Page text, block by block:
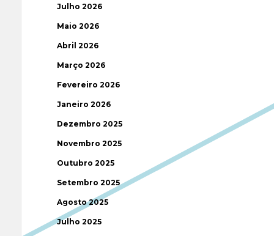
Julho 2026
Maio 2026
Abril 2026
Março 2026
Fevereiro 2026
Janeiro 2026
Dezembro 2025
Novembro 2025
Outubro 2025
Setembro 2025
Agosto 2025
Julho 2025